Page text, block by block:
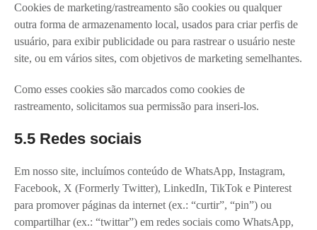
Cookies de marketing/rastreamento são cookies ou qualquer
outra forma de armazenamento local, usados para criar perfis de
usuário, para exibir publicidade ou para rastrear o usuário neste
site, ou em vários sites, com objetivos de marketing semelhantes.
Como esses cookies são marcados como cookies de
rastreamento, solicitamos sua permissão para inseri-los.
5.5 Redes sociais
Em nosso site, incluímos conteúdo de WhatsApp, Instagram,
Facebook, X (Formerly Twitter), LinkedIn, TikTok e Pinterest
para promover páginas da internet (ex.: “curtir”, “pin”) ou
compartilhar (ex.: “twittar”) em redes sociais como WhatsApp,